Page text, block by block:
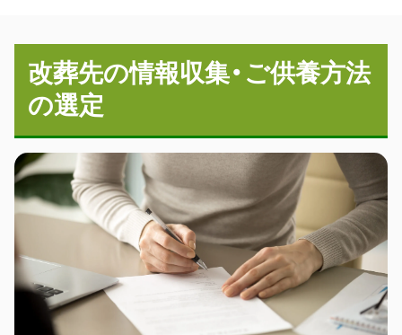
改葬先の情報収集・ご供養方法
の選定